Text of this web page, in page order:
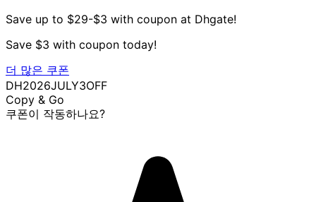
Save up to $29-$3 with coupon at Dhgate!
Save $3 with coupon today!
더 많은 쿠폰
DH2026JULY3OFF
Copy & Go
쿠폰이 작동하나요?